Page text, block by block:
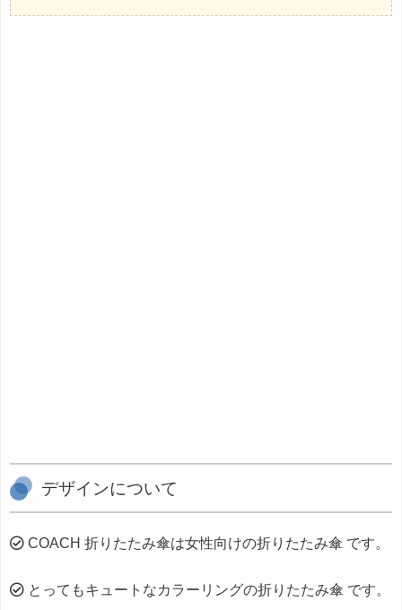
デザインについて
COACH 折りたたみ傘は女性向けの折りたたみ傘 です。
とってもキュートなカラーリングの折りたたみ傘 です。